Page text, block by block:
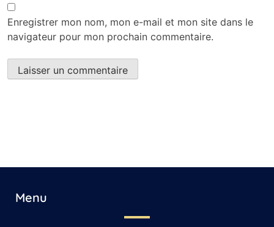
Enregistrer mon nom, mon e-mail et mon site dans le
navigateur pour mon prochain commentaire.
Menu